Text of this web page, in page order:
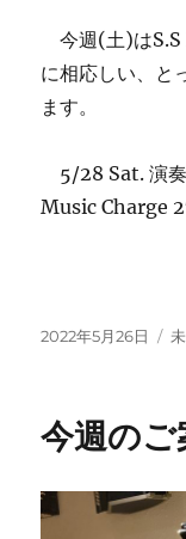
今週(土)はS.S
に相応しい、と
ます。
5/28 Sat. 演
Music Charge
投
2022年5月26日
カ
ー
今週のご